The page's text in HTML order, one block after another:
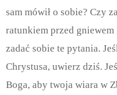
sam mówił o sobie? Czy
ratunkiem przed gniewem
zadać sobie te pytania.
Chrystusa, uwierz dziś.
Boga, aby twoja wiara w